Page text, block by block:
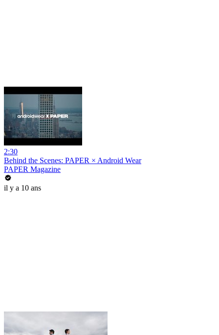
2:30
Behind the Scenes: PAPER × Android Wear
PAPER Magazine
il y a 10 ans